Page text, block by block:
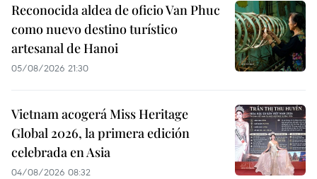
Reconocida aldea de oficio Van Phuc
como nuevo destino turístico
artesanal de Hanoi
05/08/2026 21:30
Vietnam acogerá Miss Heritage
Global 2026, la primera edición
celebrada en Asia
04/08/2026 08:32